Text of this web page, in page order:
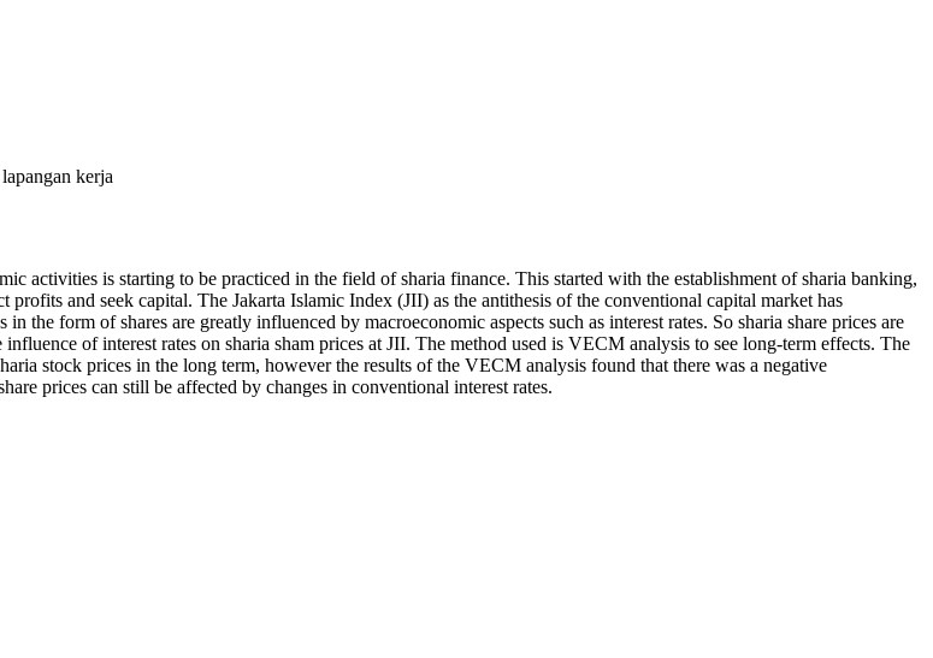
kerja
activities is starting to be practiced in the field of sharia finance. This started with the establishment of sharia banking,
and seek capital. The Jakarta Islamic Index (JII) as the antithesis of the conventional capital market has
the form of shares are greatly influenced by macroeconomic aspects such as interest rates. So sharia share prices are
of interest rates on sharia sham prices at JII. The method used is VECM analysis to see long-term effects. The
stock prices in the long term, however the results of the VECM analysis found that there was a negative
prices can still be affected by changes in conventional interest rates.